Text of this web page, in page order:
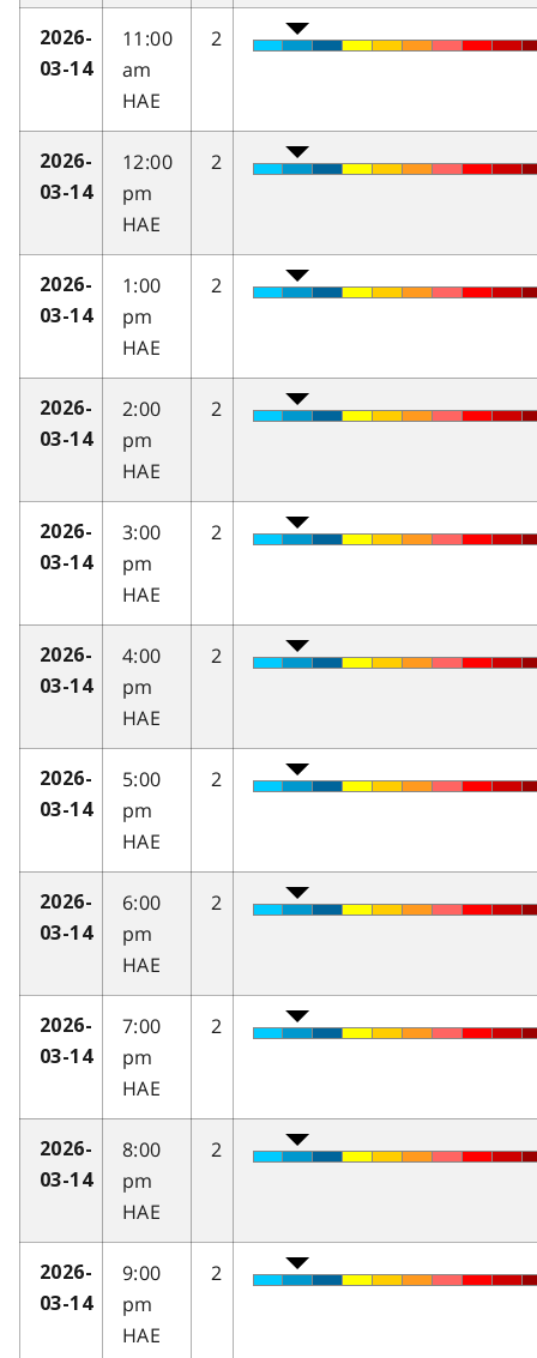
2026-
03-14
11:00
am
HAE
2
2026-
03-14
12:00
pm
HAE
2
2026-
03-14
1:00
pm
HAE
2
2026-
03-14
2:00
pm
HAE
2
2026-
03-14
3:00
pm
HAE
2
2026-
03-14
4:00
pm
HAE
2
2026-
03-14
5:00
pm
HAE
2
2026-
03-14
6:00
pm
HAE
2
2026-
03-14
7:00
pm
HAE
2
2026-
03-14
8:00
pm
HAE
2
2026-
03-14
9:00
pm
HAE
2